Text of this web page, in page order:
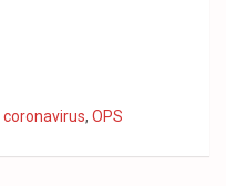
coronavirus, OPS